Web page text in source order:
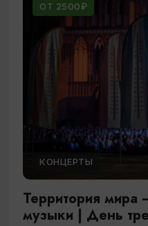
ОТ 2500₽
КОНЦЕРТЫ
Территория мира
музыки | День